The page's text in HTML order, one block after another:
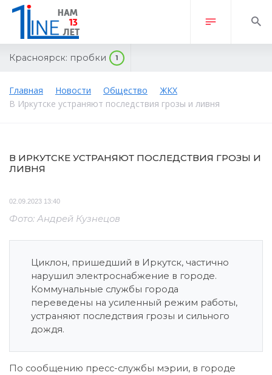
Красноярск: пробки 1
Главная Новости Общество
ЖКХ
В Иркутске устраняют последствия грозы и ливня
В ИРКУТСКЕ УСТРАНЯЮТ ПОСЛЕДСТВИЯ ГРОЗЫ И
ЛИВНЯ
02.09.2023 13:40
Фото: Андрей Кузнецов
Циклон, пришедший в Иркутск, частично
нарушил электроснабжение в городе.
Коммунальные службы города
переведены на усиленный режим работы,
устраняют последствия грозы и сильного
дождя.
По сообщению пресс-службы мэрии, в городе